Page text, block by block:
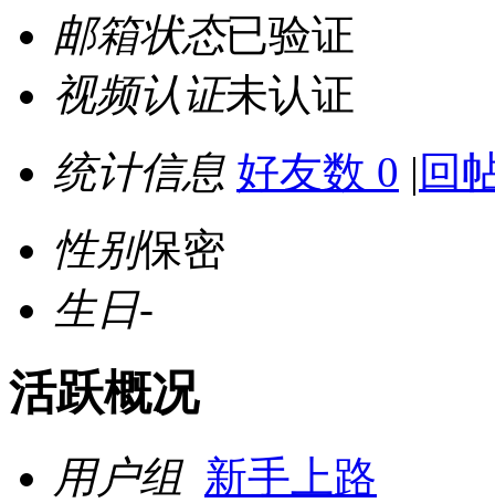
邮箱状态已验证
视频认证未认证
统计信息 好友数 0 | 回
性别保密
生日-
活跃概况
用户组 新手上路